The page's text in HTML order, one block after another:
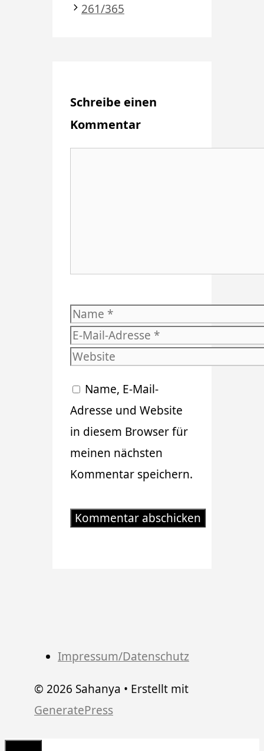
261/365
Schreibe einen
Kommentar
Name
E-
Mail-
Website
Name, E-Mail-
Adresse und Website
in diesem Browser für
meinen nächsten
Kommentar speichern.
Impressum/Datenschutz
© 2026 Sahanya • Erstellt mit
GeneratePress